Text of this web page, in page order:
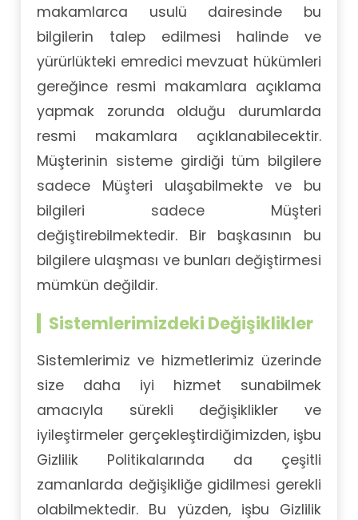
makamlarca usulü dairesinde bu
bilgilerin talep edilmesi halinde ve
yürürlükteki emredici mevzuat hükümleri
gereğince resmi makamlara açıklama
yapmak zorunda olduğu durumlarda
resmi makamlara açıklanabilecektir.
Müşterinin sisteme girdiği tüm bilgilere
sadece Müşteri ulaşabilmekte ve bu
bilgileri sadece Müşteri
değiştirebilmektedir. Bir başkasının bu
bilgilere ulaşması ve bunları değiştirmesi
mümkün değildir.
Sistemlerimizdeki Değişiklikler
Sistemlerimiz ve hizmetlerimiz üzerinde
size daha iyi hizmet sunabilmek
amacıyla sürekli değişiklikler ve
iyileştirmeler gerçekleştirdiğimizden, işbu
Gizlilik Politikalarında da çeşitli
zamanlarda değişikliğe gidilmesi gerekli
olabilmektedir. Bu yüzden, işbu Gizlilik